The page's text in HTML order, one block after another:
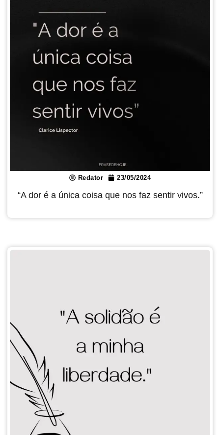
Redator 23/05/2024
“A dor é a única coisa que nos faz sentir vivos.”